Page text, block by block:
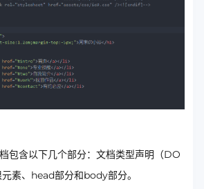
包含以下几个部分：文档类型声明（DO
素、head部分和body部分。